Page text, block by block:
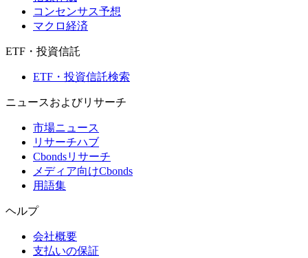
コンセンサス予想
マクロ経済
ETF・投資信託
ETF・投資信託検索
ニュースおよびリサーチ
市場ニュース
リサーチハブ
Cbondsリサーチ
メディア向けCbonds
用語集
ヘルプ
会社概要
支払いの保証